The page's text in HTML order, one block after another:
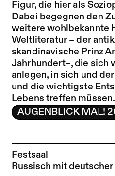
AUGENBLICK MAL!
Festsaal
Russisch mit
Figur, die hier als
Dabei begegnen den
weitere wohlbekannte
Weltliteratur – der
skandinavische Prinz
Jahrhundert–, die sich
anlegen, in sich und
und die wichtigste
Lebens treffen müssen.